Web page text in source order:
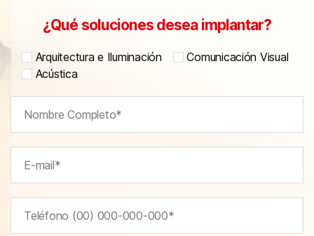
¿Qué soluciones desea implantar?
Arquitectura e Iluminación
Comunicación Visual
Acústica